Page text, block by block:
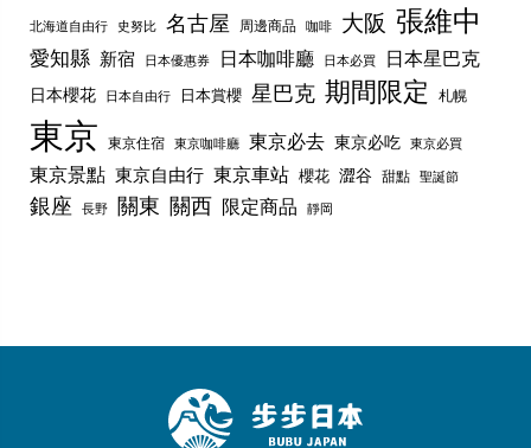
北海道自由行 史努比 名古屋 周邊商品 咖啡 大阪 張維中
愛知縣 新宿 日本優惠券 日本咖啡廳 日本必買 日本星巴克
日本櫻花 日本自由行 日本賞櫻 星巴克 期間限定 札幌
東京 東京住宿 東京咖啡廳 東京必去 東京必吃 東京必買
東京景點 東京自由行 東京車站 櫻花 澀谷 甜點 聖誕節
銀座 長野 關東 關西 限定商品 靜岡